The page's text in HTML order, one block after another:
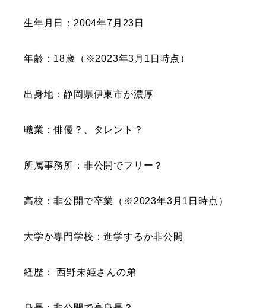
生年月日：2004年7月23日
年齢：18歳（※2023年3月1日時点）
出身地：静岡県伊東市が濃厚
職業：俳優？、タレント？
所属事務所：非公開でフリー？
高校：非公開で卒業（※2023年3月1日時点）
大学か専門学校：進学するか非公開
経歴： 西野未姫さんの弟